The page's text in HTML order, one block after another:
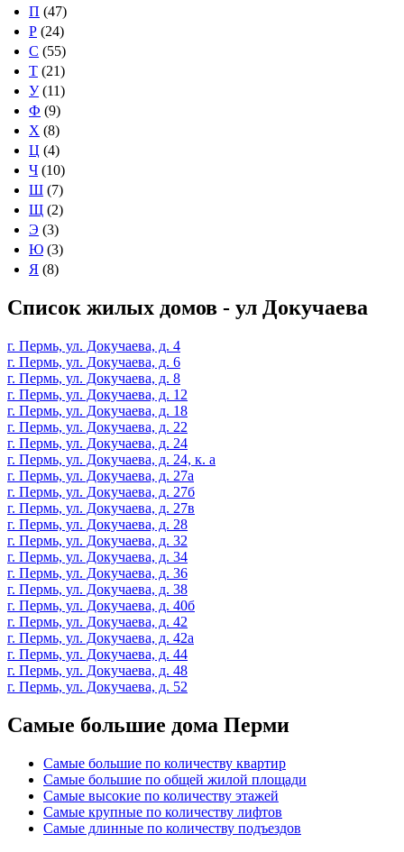
П (47)
Р (24)
С (55)
Т (21)
У(11)
Ф (9)
Х (8)
Ц (4)
Ч (10)
Ш (7)
Щ (2)
Э (3)
Ю (3)
Я (8)
Список жилых домов - ул Докучаева
г. Пермь, ул. Докучаева, д. 4
г. Пермь, ул. Докучаева, д. 6
г. Пермь, ул. Докучаева, д. 8
г. Пермь, ул. Докучаева, д. 12
г. Пермь, ул. Докучаева, д. 18
г. Пермь, ул. Докучаева, д. 22
г. Пермь, ул. Докучаева, д. 24
г. Пермь, ул. Докучаева, д. 24, к. а
г. Пермь, ул. Докучаева, д. 27а
г. Пермь, ул. Докучаева, д. 27б
г. Пермь, ул. Докучаева, д. 27в
г. Пермь, ул. Докучаева, д. 28
г. Пермь, ул. Докучаева, д. 32
г. Пермь, ул. Докучаева, д. 34
г. Пермь, ул. Докучаева, д. 36
г. Пермь, ул. Докучаева, д. 38
г. Пермь, ул. Докучаева, д. 40б
г. Пермь, ул. Докучаева, д. 42
г. Пермь, ул. Докучаева, д. 42а
г. Пермь, ул. Докучаева, д. 44
г. Пермь, ул. Докучаева, д. 48
г. Пермь, ул. Докучаева, д. 52
Самые большие дома Перми
Самые большие по количеству квартир
Самые большие по общей жилой площади
Самые высокие по количеству этажей
Самые крупные по количеству лифтов
Самые длинные по количеству подъездов